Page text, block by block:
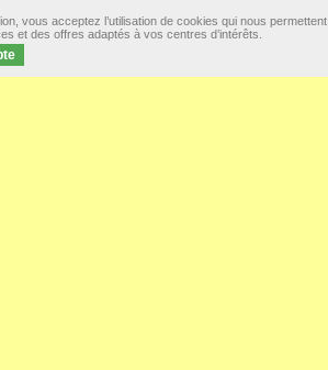
vous acceptez l’utilisation de cookies qui nous permettent
et des offres adaptés à vos centres d’intérêts.